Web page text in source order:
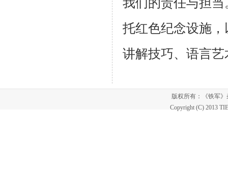
托红色纪念设施，
讲解技巧、语言
版权所有：《铁军
Copyright (C) 2013